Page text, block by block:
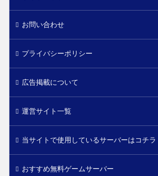
お問い合わせ
プライバシーポリシー
広告掲載について
運営サイト一覧
当サイトで使用しているサーバーはコチラ
おすすめ無料ゲームサーバー